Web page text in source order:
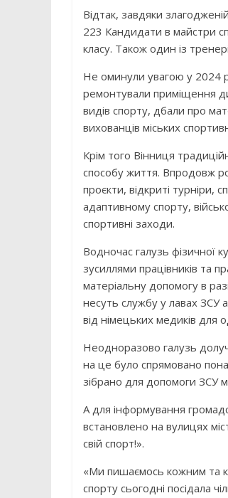
Відтак, завдяки
223 Кандидати в майстри
класу. Також один із
Не оминули увагою у 2024
ремонтували приміщення
видів спорту, дбали про
вихованців міських
Крім того Вінниця
способу життя. Впродовж
проєкти, відкриті турніри,
адаптивному спорту,
спортивні заходи.
Водночас галузь фізичної
зусиллями працівників та
матеріальну допомогу в
несуть службу у лавах ЗСУ
від німецьких медиків для
Неодноразово галузь
на це було спрямовано
зібрано для допомоги ЗСУ
А для інформування
встановлено на вулицях
свій спорт!».
«Ми пишаємось кожним та
спорту сьогодні посідала